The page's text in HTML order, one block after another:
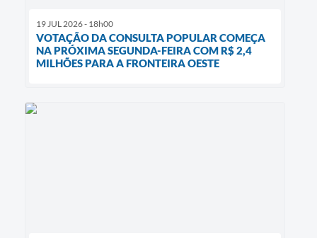
19 JUL 2026 - 18h00
VOTAÇÃO DA CONSULTA POPULAR COMEÇA
NA PRÓXIMA SEGUNDA-FEIRA COM R$ 2,4
MILHÕES PARA A FRONTEIRA OESTE